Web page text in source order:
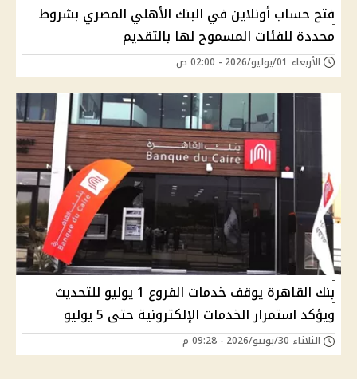
فتح حساب أونلاين في البنك الأهلي المصري بشروط
محددة للفئات المسموح لها بالتقديم
الأربعاء 01/يوليو/2026 - 02:00 ص
بنك القاهرة يوقف خدمات الفروع 1 يوليو للتحديث
ويؤكد استمرار الخدمات الإلكترونية حتى 5 يوليو
الثلاثاء 30/يونيو/2026 - 09:28 م